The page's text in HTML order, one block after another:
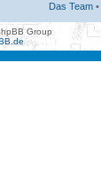
Das Team •
Group